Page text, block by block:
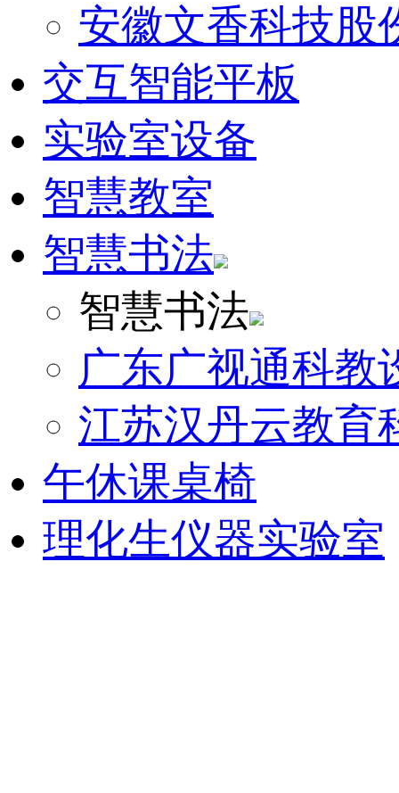
安徽文香科技股
交互智能平板
实验室设备
智慧教室
智慧书法
智慧书法
广东广视通科教
江苏汉丹云教育
午休课桌椅
理化生仪器实验室